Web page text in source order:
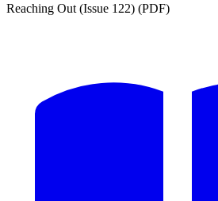
Reaching Out (Issue 122) (PDF)